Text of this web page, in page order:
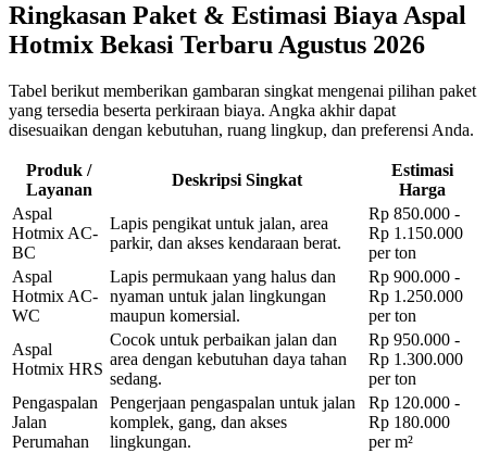
Ringkasan Paket & Estimasi Biaya Aspal
Hotmix Bekasi Terbaru Agustus 2026
Tabel berikut memberikan gambaran singkat mengenai pilihan paket
yang tersedia beserta perkiraan biaya. Angka akhir dapat
disesuaikan dengan kebutuhan, ruang lingkup, dan preferensi Anda.
Produk /
Layanan
Deskripsi Singkat
Estimasi
Harga
Aspal
Hotmix AC-
BC
Lapis pengikat untuk jalan, area
parkir, dan akses kendaraan berat.
Rp 850.000 -
Rp 1.150.000
per ton
Aspal
Hotmix AC-
WC
Lapis permukaan yang halus dan
nyaman untuk jalan lingkungan
maupun komersial.
Rp 900.000 -
Rp 1.250.000
per ton
Aspal
Hotmix HRS
Cocok untuk perbaikan jalan dan
area dengan kebutuhan daya tahan
sedang.
Rp 950.000 -
Rp 1.300.000
per ton
Pengaspalan
Jalan
Perumahan
Pengerjaan pengaspalan untuk jalan
komplek, gang, dan akses
lingkungan.
Rp 120.000 -
Rp 180.000
per m²